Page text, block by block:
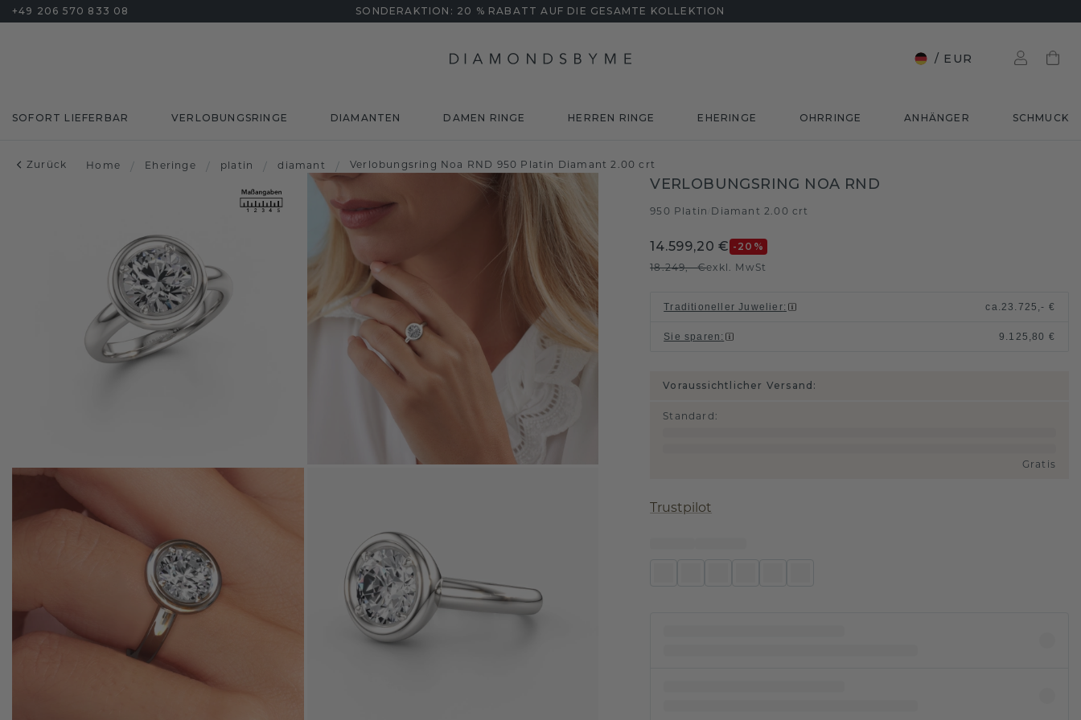
+49 206 570 833 08 SONDERAKTION: 20 % RABATT AUF DIE GESAMTE KOLLEKTION
/ EUR
SOFORT LIEFERBAR VERLOBUNGSRINGE DIAMANTEN DAMEN RINGE HERREN RINGE EHERINGE OHRRINGE ANHÄNGER SCHMUCK
Zurück Home / Eheringe / platin / diamant / Verlobungsring Noa RND 950 Platin Diamant 2.00 crt
VERLOBUNGSRING NOA RND
950 Platin Diamant 2.00 crt
14.599,20 € -20 %
18.249,- €exkl. MwSt
Traditioneller Juwelier: ca.23.725,- €
Sie sparen : 9.125,80 €
Voraussichtlicher Versand:
Standard :
Gratis
Trustpilot